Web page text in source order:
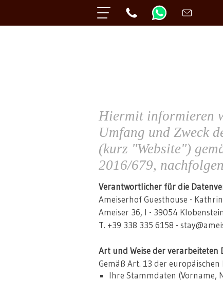
Hiermit informieren
Umfang und Zweck
(kurz "Website")
2016/679,
Verantwortlicher für die
Ameiserhof Guesthouse -
Ameiser 36, I - 39054
T. +39 338 335 6158 -
Art und Weise der verarbeiteten
Gemäß Art. 13 der
Ihre Stammdaten (Vorname,